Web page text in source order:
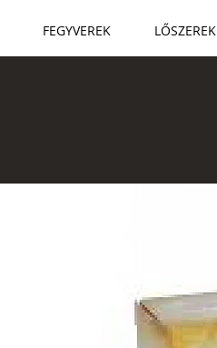
FEGYVEREK LŐSZEREK